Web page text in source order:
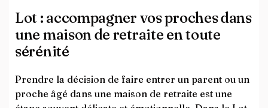
Lot : accompagner vos proches dans
une maison de retraite en toute
sérénité
Prendre la décision de faire entrer un parent ou un
proche âgé dans une maison de retraite est une